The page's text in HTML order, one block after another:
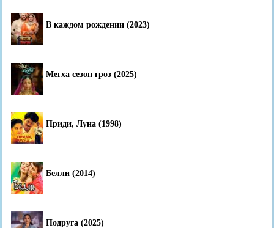
В каждом рождении (2023)
Мегха сезон гроз (2025)
Приди, Луна (1998)
Белли (2014)
Подруга (2025)